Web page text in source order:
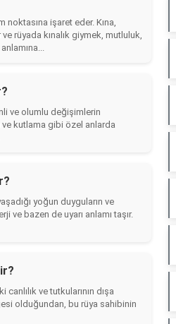
noktasına işaret eder. Kına,
rüyada kınalık giymek, mutluluk,
ve olumlu değişimlerin
kutlama gibi özel anlarda
yoğun duyguların ve
ve bazen de uyarı anlamı taşır.
ve tutkularının dışa
olduğundan, bu rüya sahibinin